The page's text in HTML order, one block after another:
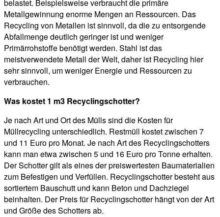
belastet. Beispielsweise verbraucht die primäre
Metallgewinnung enorme Mengen an Ressourcen. Das
Recycling von Metallen ist sinnvoll, da die zu entsorgende
Abfallmenge deutlich geringer ist und weniger
Primärrohstoffe benötigt werden. Stahl ist das
meistverwendete Metall der Welt, daher ist Recycling hier
sehr sinnvoll, um weniger Energie und Ressourcen zu
verbrauchen.
Was kostet 1 m3 Recyclingschotter?
Je nach Art und Ort des Mülls sind die Kosten für
Müllrecycling unterschiedlich. Restmüll kostet zwischen 7
und 11 Euro pro Monat. Je nach Art des Recyclingschotters
kann man etwa zwischen 5 und 16 Euro pro Tonne erhalten.
Der Schotter gilt als eines der preiswertesten Baumaterialien
zum Befestigen und Verfüllen. Recyclingschotter besteht aus
sortiertem Bauschutt und kann Beton und Dachziegel
beinhalten. Der Preis für Recyclingschotter hängt von der Art
und Größe des Schotters ab.